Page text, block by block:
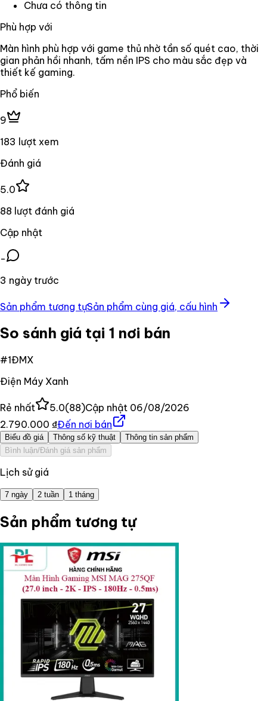
Chưa có thông tin
Phù hợp với
Màn hình phù hợp với game thủ nhờ tần số quét cao, thời
gian phản hồi nhanh, tấm nền IPS cho màu sắc đẹp và
thiết kế gaming.
Phổ biến
9
183 lượt xem
Đánh giá
5.0
88 lượt đánh giá
Cập nhật
-
3 ngày trước
Sản phẩm tương tựSản phẩm cùng giá, cấu hình
So sánh giá tại 1 nơi bán
#1ĐMX
Điện Máy Xanh
Rẻ nhất 5.0(88)Cập nhật 06/08/2026
2.790.000 ₫Đến nơi bán
Biểu đồ giá Thông số kỹ thuật
Thông tin sản phẩm
Bình luận/Đánh giá sản phẩm
Lịch sử giá
7 ngày 2 tuần 1 tháng
Sản phẩm tương tự